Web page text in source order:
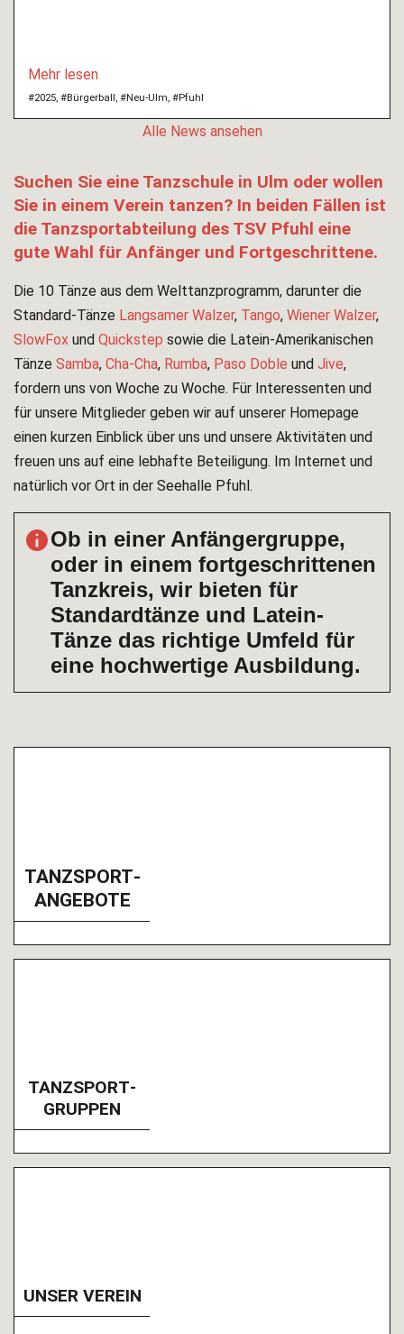
Mehr lesen
#2025 #Bürgerball #Neu-Ulm #Pfuhl
Alle News ansehen
Suchen Sie eine Tanzschule in Ulm oder wollen
Sie in einem Verein tanzen? In beiden Fällen ist
die Tanzsportabteilung des TSV Pfuhl eine
gute Wahl für Anfänger und Fortgeschrittene.
Die 10 Tänze aus dem Welttanzprogramm, darunter die
Standard-Tänze Langsamer Walzer, Tango, Wiener Walzer,
SlowFox und Quickstep sowie die Latein-Amerikanischen
Tänze Samba, Cha-Cha, Rumba, Paso Doble und Jive,
fordern uns von Woche zu Woche. Für Interessenten und
für unsere Mitglieder geben wir auf unserer Homepage
einen kurzen Einblick über uns und unsere Aktivitäten und
freuen uns auf eine lebhafte Beteiligung. Im Internet und
natürlich vor Ort in der Seehalle Pfuhl.
Ob in einer Anfängergruppe,
oder in einem fort­geschrittenen
Tanzkreis, wir bieten für
Standard­tänze und Latein-
Tänze das richtige Umfeld für
eine hochwertige Ausbildung.
TANZ­SPORT­
ANGEBOTE
TANZ­SPORT­
GRUPPEN
UNSER VEREIN